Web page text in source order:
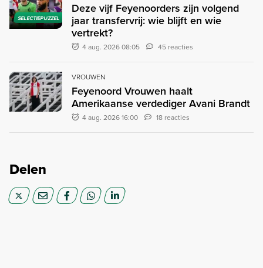
SELECTIEPUZZEL
Deze vijf Feyenoorders zijn volgend
jaar transfervrij: wie blijft en wie
vertrekt?
4 aug. 2026 08:05 45 reacties
VROUWEN
Feyenoord Vrouwen haalt
Amerikaanse verdediger Avani Brandt
4 aug. 2026 16:00 18 reacties
Delen